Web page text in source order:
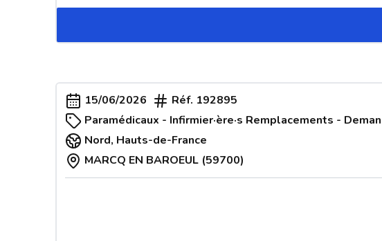
15/06/2026 Réf. 192895
Paramédicaux - Infirmier·ère·s Remplacements -
Nord, Hauts-de-France
MARCQ EN BAROEUL (59700)